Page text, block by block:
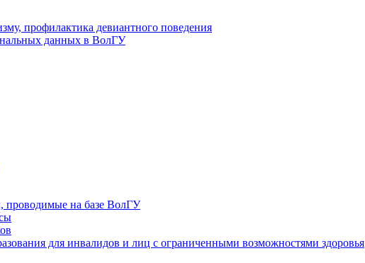
профилактика девиантного поведения
данных в ВолГУ
проводимые на базе ВолГУ
для инвалидов и лиц с ограниченными возможностями здоровья